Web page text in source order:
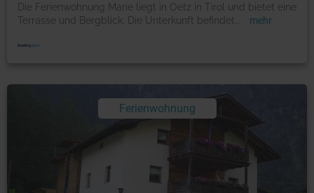
Die Ferienwohnung Marie liegt in Oetz in Tirol und bietet eine
Terrasse und Bergblick. Die Unterkunft befindet
mehr
Ferienwohnung